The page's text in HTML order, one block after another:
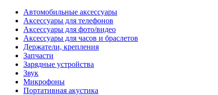
Автомобильные аксессуары
Аксессуары для телефонов
Аксессуары для фото/видео
Аксессуары для часов и браслетов
Держатели, крепления
Запчасти
Зарядные устройства
Звук
Микрофоны
Портативная акустика